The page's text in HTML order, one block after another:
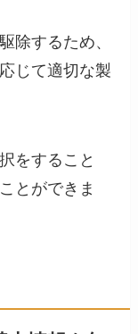
除するため、
じて適切な製
をすること
とができま